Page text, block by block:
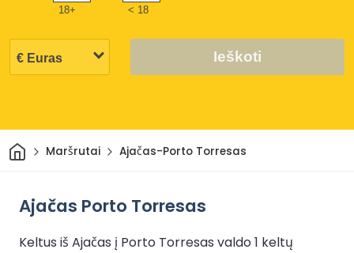
18+ < 18
Ieškoti
Pradžia
Maršrutai Ajačas-Porto Torresas
Ajačas Porto Torresas
Keltus iš Ajačas į Porto Torresas valdo 1 keltų